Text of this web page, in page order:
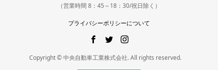
（営業時間 8：45～18：30/祝日除く）
プライバシーポリシーについて
Copyright © 中央自動車工業株式会社. All rights reserved.